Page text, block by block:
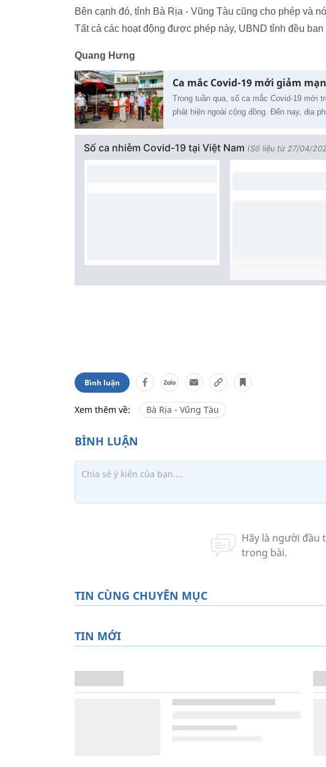
Bên cạnh đó, tỉnh Bà Rịa - Vũng Tàu cũng cho phép và
Tất cả các hoạt động được phép này, UBND tỉnh đều
Quang Hưng
Ca mắc Covid-19 mới giảm
Trong tuần qua, số ca mắc Covid-19 mới
phát hiện ngoài cộng đồng. Đến nay, địa
Bình luận
Xem thêm về: Bà Rịa - Vũng Tàu
TIN CÙNG CHUYÊN MỤC
TIN MỚI